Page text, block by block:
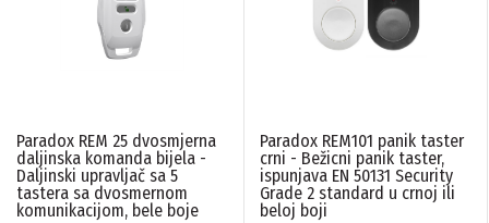
Paradox REM 25 dvosmjerna
daljinska komanda bijela -
Daljinski upravljač sa 5
tastera sa dvosmernom
komunikacijom, bele boje
Paradox REM101 panik taster
crni - Bežicni panik taster,
ispunjava EN 50131 Security
Grade 2 standard u crnoj ili
beloj boji